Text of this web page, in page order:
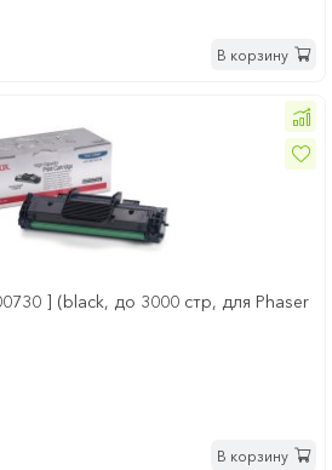
В корзину
] (black, до 3000 стр, для Phaser
В корзину